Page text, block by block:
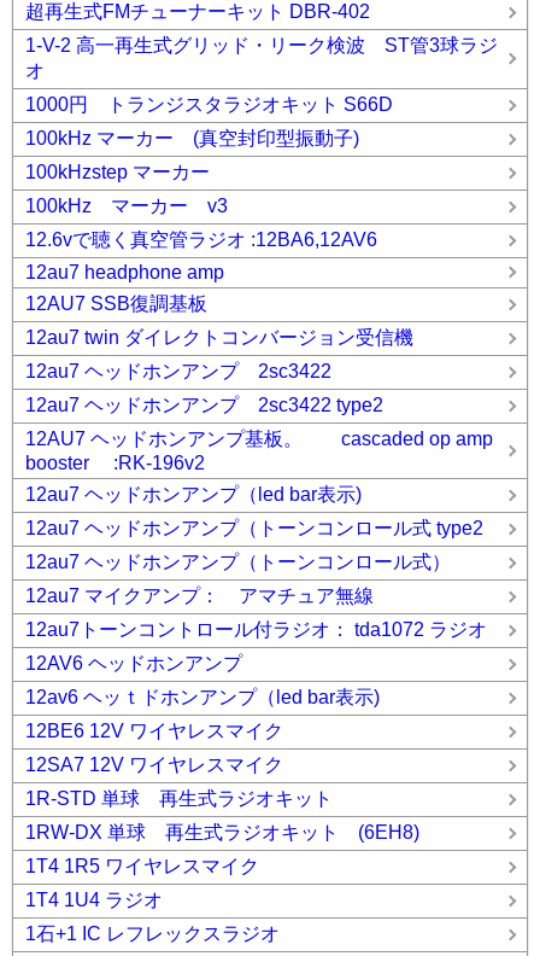
超再生式FMチューナーキット DBR-402
1-V-2 高一再生式グリッド・リーク検波 ST管3球ラジ
オ
1000円 トランジスタラジオキット S66D
100kHz マーカー (真空封印型振動子)
100kHzstep マーカー
100kHz マーカー v3
12.6vで聴く真空管ラジオ :12BA6,12AV6
12au7 headphone amp
12AU7 SSB復調基板
12au7 twin ダイレクトコンバージョン受信機
12au7 ヘッドホンアンプ 2sc3422
12au7 ヘッドホンアンプ 2sc3422 type2
12AU7 ヘッドホンアンプ基板。 cascaded op amp
booster :RK-196v2
12au7 ヘッドホンアンプ（led bar表示)
12au7 ヘッドホンアンプ（トーンコンロール式 type2
12au7 ヘッドホンアンプ（トーンコンロール式）
12au7 マイクアンプ： アマチュア無線
12au7トーンコントロール付ラジオ： tda1072 ラジオ
12AV6 ヘッドホンアンプ
12av6 ヘッｔドホンアンプ（led bar表示)
12BE6 12V ワイヤレスマイク
12SA7 12V ワイヤレスマイク
1R-STD 単球 再生式ラジオキット
1RW-DX 単球 再生式ラジオキット (6EH8)
1T4 1R5 ワイヤレスマイク
1T4 1U4 ラジオ
1石+1 IC レフレックスラジオ